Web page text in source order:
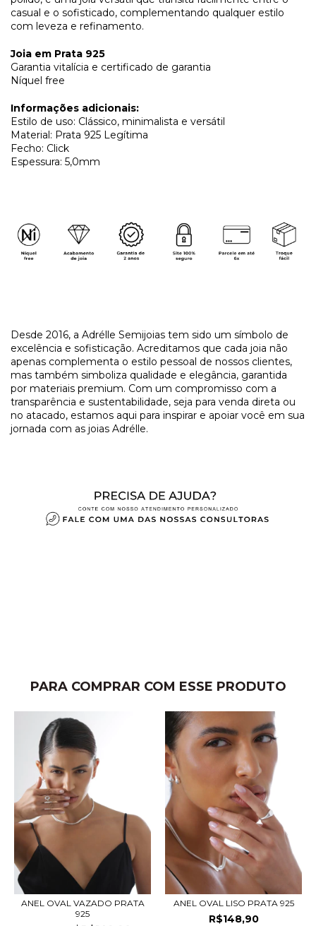
casual e o sofisticado, complementando qualquer estilo
com leveza e refinamento.
Joia em Prata 925
Garantia vitalícia e certificado de garantia
Níquel free
Informações adicionais:
Estilo de uso: Clássico, minimalista e versátil
Material: Prata 925 Legítima
Fecho: Click
Espessura: 5,0mm
​Desde 2016, a Adrélle Semijoias tem sido um símbolo de
excelência e sofisticação. Acreditamos que cada joia não
apenas complementa o estilo pessoal de nossos clientes,
mas também simboliza qualidade e elegância, garantida
por materiais premium. Com um compromisso com a
transparência e sustentabilidade, seja para venda direta ou
no atacado, estamos aqui para inspirar e apoiar você em sua
jornada com as joias Adrélle.
PARA COMPRAR COM ESSE PRODUTO
ANEL OVAL VAZADO PRATA
925
ANEL OVAL LISO PRATA 925
R$148,90